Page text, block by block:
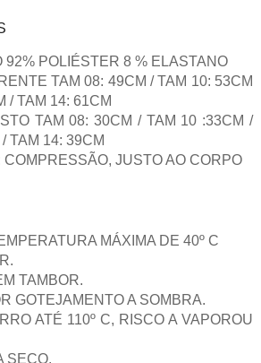
92% POLIÉSTER 8 % ELASTANO
TAM 08: 49CM / TAM 10: 53CM
/ TAM 14: 61CM
TAM 08: 30CM / TAM 10 :33CM /
TAM 14: 39CM
COMPRESSÃO, JUSTO AO CORPO
MÁXIMA DE 40º C
TAMBOR.
GOTEJAMENTO A SOMBRA.
ATÉ 110º C, RISCO A VAPOROU
SECO.